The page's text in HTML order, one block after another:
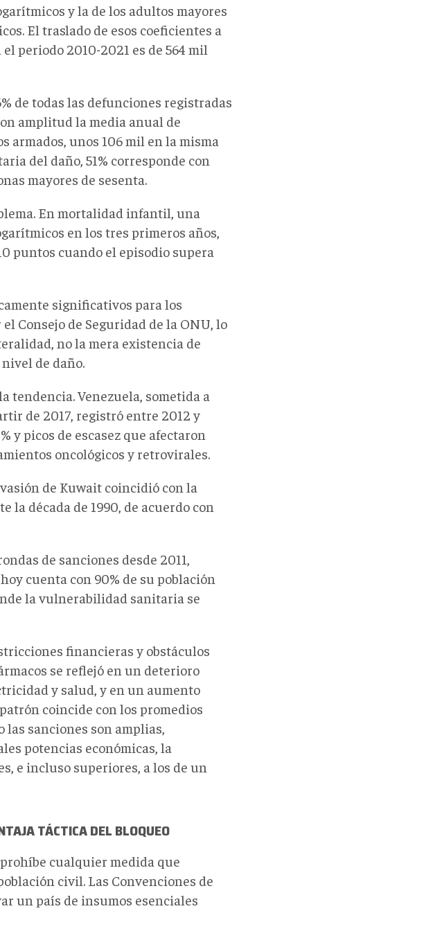
y la de los adultos mayores
El traslado de esos coeficientes a
periodo 2010-2021 es de 564 mil
de todas las defunciones registradas
amplitud la media anual de
unos 106 mil en la misma
del daño, 51% corresponde con
mayores de sesenta.
En mortalidad infantil, una
en los tres primeros años,
puntos cuando el episodio supera
significativos para los
Consejo de Seguridad de la ONU, lo
no la mera existencia de
de daño.
tendencia. Venezuela, sometida a
de 2017, registró entre 2012 y
y picos de escasez que afectaron
oncológicos y retrovirales.
de Kuwait coincidió con la
la década de 1990, de acuerdo con
de sanciones desde 2011,
cuenta con 90% de su población
la vulnerabilidad sanitaria se
financieras y obstáculos
se reflejó en un deterioro
y salud, y en un aumento
coincide con los promedios
las sanciones son amplias,
potencias económicas, la
e incluso superiores, a los de un
TÁCTICA DEL BLOQUEO
cualquier medida que
civil. Las Convenciones de
un país de insumos esenciales